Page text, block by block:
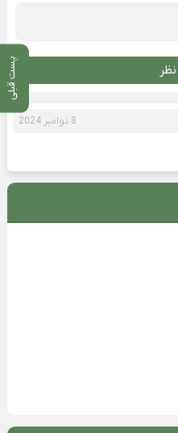
پست قبلی
8 نوامبر 2024